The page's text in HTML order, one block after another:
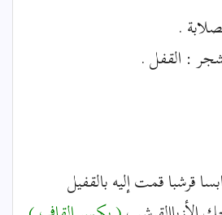
.
: القفل .
قرشبا قمت إليه بالقفيل